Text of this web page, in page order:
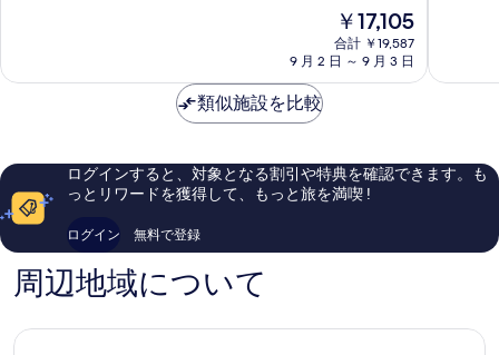
オ
ン・
ワ
ー
市
て
ら
い、
口
1,126
件
の
現
在
の
￥17,105
合計 ￥19,587
9 月 2 日 ～ 9 月 3 日
高
ら
し
類似施設を比較
ログインすると、対象となる割引や特典を確認できます。も
っとリワードを獲得して、もっと旅を満喫 !
ログイン 無料で登録
周辺地域について